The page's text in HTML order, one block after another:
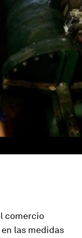
comercio
las medidas